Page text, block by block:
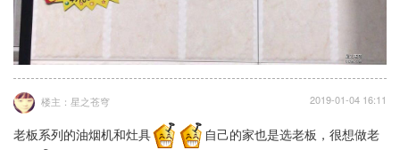
楼主：星之苍穹 2019-01-04 16:11
老板系列的油烟机和灶具
自己的家也是选老板，很想做老